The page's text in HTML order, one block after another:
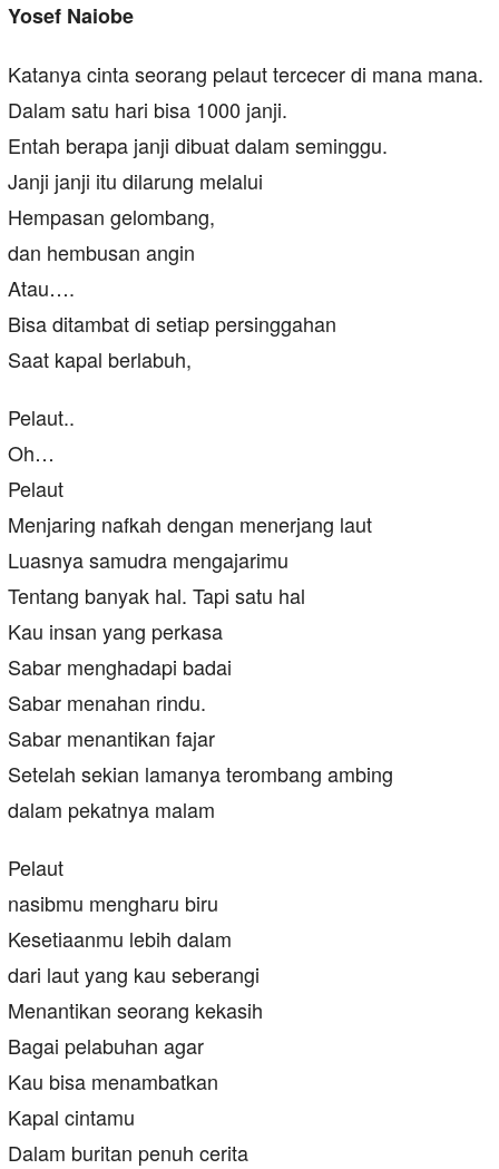
Yosef Naiobe
Katanya cinta seorang pelaut tercecer di mana mana.
Dalam satu hari bisa 1000 janji.
Entah berapa janji dibuat dalam seminggu.
Janji janji itu dilarung melalui
Hempasan gelombang,
dan hembusan angin
Atau….
Bisa ditambat di setiap persinggahan
Saat kapal berlabuh,
Pelaut..
Oh…
Pelaut
Menjaring nafkah dengan menerjang laut
Luasnya samudra mengajarimu
Tentang banyak hal. Tapi satu hal
Kau insan yang perkasa
Sabar menghadapi badai
Sabar menahan rindu.
Sabar menantikan fajar
Setelah sekian lamanya terombang ambing
dalam pekatnya malam
Pelaut
nasibmu mengharu biru
Kesetiaanmu lebih dalam
dari laut yang kau seberangi
Menantikan seorang kekasih
Bagai pelabuhan agar
Kau bisa menambatkan
Kapal cintamu
Dalam buritan penuh cerita